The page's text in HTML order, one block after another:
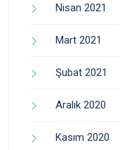
Nisan 2021
Mart 2021
Şubat 2021
Aralık 2020
Kasım 2020